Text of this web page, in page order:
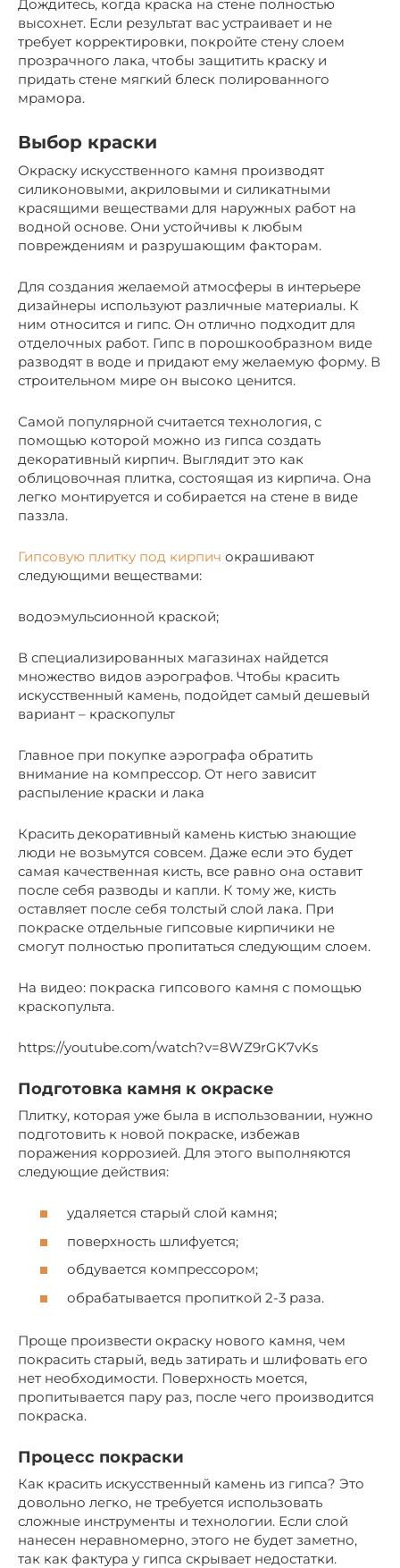
Дождитесь, когда краска на стене полностью
высохнет. Если результат вас устраивает и не
требует корректировки, покройте стену слоем
прозрачного лака, чтобы защитить краску и
придать стене мягкий блеск полированного
мрамора.
Выбор краски
Окраску искусственного камня производят
силиконовыми, акриловыми и силикатными
красящими веществами для наружных работ на
водной основе. Они устойчивы к любым
повреждениям и разрушающим факторам.
Для создания желаемой атмосферы в интерьере
дизайнеры используют различные материалы. К
ним относится и гипс. Он отлично подходит для
отделочных работ. Гипс в порошкообразном виде
разводят в воде и придают ему желаемую форму. В
строительном мире он высоко ценится.
Самой популярной считается технология, с
помощью которой можно из гипса создать
декоративный кирпич. Выглядит это как
облицовочная плитка, состоящая из кирпича. Она
легко монтируется и собирается на стене в виде
паззла.
Гипсовую плитку под кирпич окрашивают
следующими веществами:
водоэмульсионной краской;
В специализированных магазинах найдется
множество видов аэрографов. Чтобы красить
искусственный камень, подойдет самый дешевый
вариант – краскопульт
Главное при покупке аэрографа обратить
внимание на компрессор. От него зависит
распыление краски и лака
Красить декоративный камень кистью знающие
люди не возьмутся совсем. Даже если это будет
самая качественная кисть, все равно она оставит
после себя разводы и капли. К тому же, кисть
оставляет после себя толстый слой лака. При
покраске отдельные гипсовые кирпичики не
смогут полностью пропитаться следующим слоем.
На видео: покраска гипсового камня с помощью
краскопульта.
https://youtube.com/watch?v=8WZ9rGK7vKs
Подготовка камня к окраске
Плитку, которая уже была в использовании, нужно
подготовить к новой покраске, избежав
поражения коррозией. Для этого выполняются
следующие действия:
удаляется старый слой камня;
поверхность шлифуется;
обдувается компрессором;
обрабатывается пропиткой 2-3 раза.
Проще произвести окраску нового камня, чем
покрасить старый, ведь затирать и шлифовать его
нет необходимости. Поверхность моется,
пропитывается пару раз, после чего производится
покраска.
Процесс покраски
Как красить искусственный камень из гипса? Это
довольно легко, не требуется использовать
сложные инструменты и технологии. Если слой
нанесен неравномерно, этого не будет заметно,
так как фактура у гипса скрывает недостатки.